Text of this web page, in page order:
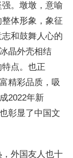
。墩墩，意喻
体形象，象征
和鼓舞人心的
晶外壳相结
点。也正
精彩品质，吸
2022年新
彰显了中国文
外国友人也十